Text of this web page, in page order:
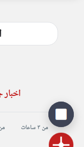
من ٣ ساعات من ٦